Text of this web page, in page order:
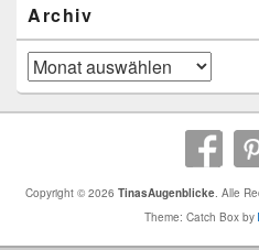
Archiv
Archiv
Copyright © 2026 TinasAugenblicke . Alle
Theme: Catch Box by